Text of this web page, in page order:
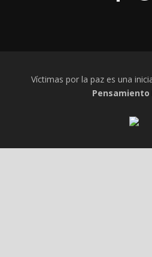
Víctimas por la paz es una
Pensamiento